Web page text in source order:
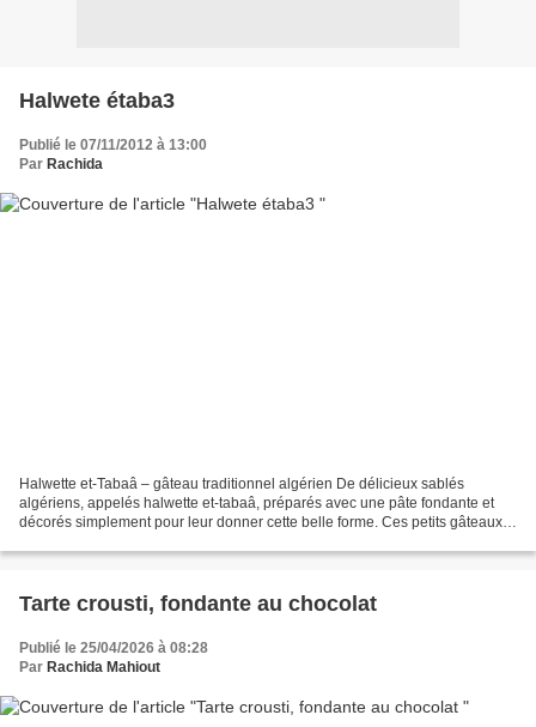
Halwete étaba3
Publié le 07/11/2012 à 13:00
Par Rachida
Halwette et-Tabaâ – gâteau traditionnel algérien De délicieux sablés
algériens, appelés halwette et-tabaâ, préparés avec une pâte fondante et
décorés simplement pour leur donner cette belle forme. Ces petits gâteaux,
Tarte crousti, fondante au chocolat
Publié le 25/04/2026 à 08:28
Par Rachida Mahiout